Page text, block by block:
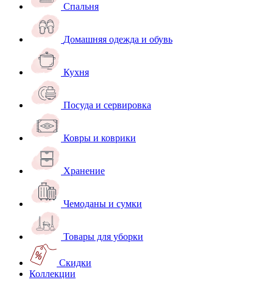
Спальня
Домашняя одежда и обувь
Кухня
Посуда и сервировка
Ковры и коврики
Хранение
Чемоданы и сумки
Товары для уборки
Скидки
Коллекции